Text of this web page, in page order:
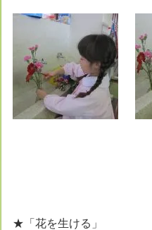
★「花を生ける」